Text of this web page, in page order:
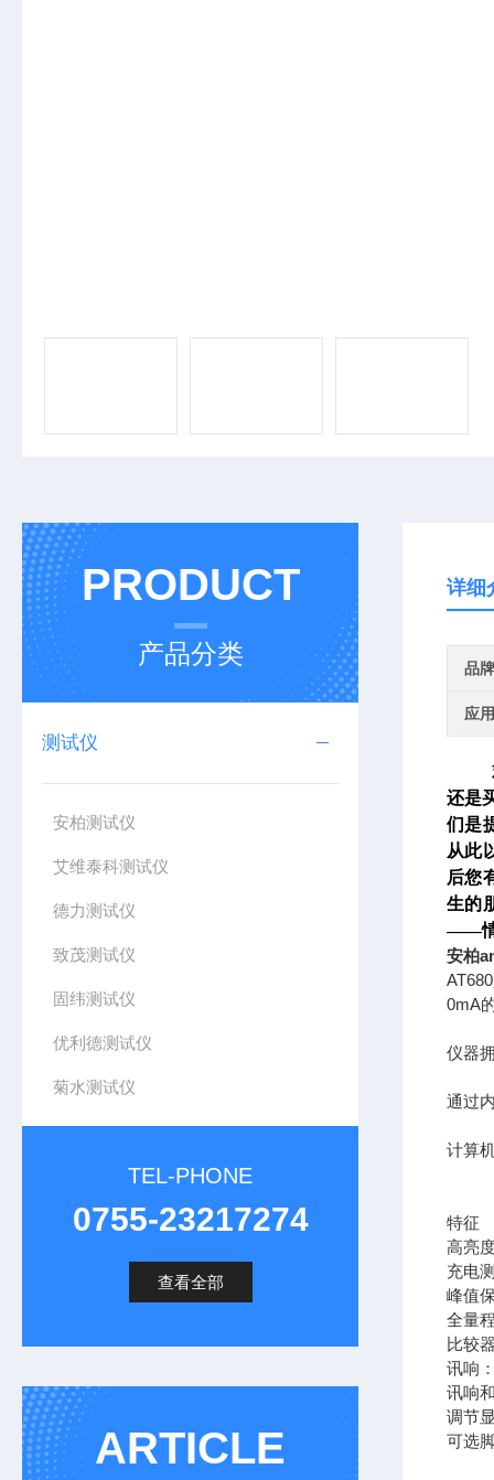
PRODUCT
产品分类
测试仪
安柏测试仪
艾维泰科测试仪
德力测试仪
致茂测试仪
固纬测试仪
优利德测试仪
菊水测试仪
TEL-PHONE
0755-23217274
查看全部
ARTICLE
详细
品牌
应
欢
还是
们是
从此
后您
生的
——情
安柏
0mA
仪器
通过
计算
特征
高亮
充电
峰值
全量
比较
讯响
讯响
调节
可选